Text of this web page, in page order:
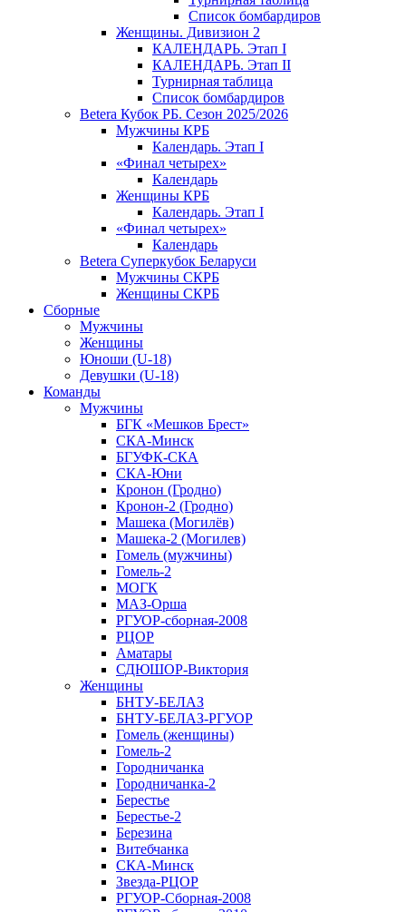
Список бомбардиров
Женщины. Дивизион 2
КАЛЕНДАРЬ. Этап I
КАЛЕНДАРЬ. Этап II
Турнирная таблица
Список бомбардиров
Betera Кубок РБ. Сезон 2025/2026
Мужчины КРБ
Календарь. Этап I
«Финал четырех»
Календарь
Женщины КРБ
Календарь. Этап I
«Финал четырех»
Календарь
Betera Суперкубок Беларуси
Мужчины СКРБ
Женщины СКРБ
Сборные
Мужчины
Женщины
Юноши (U-18)
Девушки (U-18)
Команды
Мужчины
БГК «Мешков Брест»
СКА-Минск
БГУФК-СКА
СКА-Юни
Кронон (Гродно)
Кронон-2 (Гродно)
Машека (Могилёв)
Машека-2 (Могилев)
Гомель (мужчины)
Гомель-2
МОГК
МАЗ-Орша
РГУОР-сборная-2008
РЦОР
Аматары
СДЮШОР-Виктория
Женщины
БНТУ-БЕЛАЗ
БНТУ-БЕЛАЗ-РГУОР
Гомель (женщины)
Гомель-2
Городничанка
Городничанка-2
Берестье
Берестье-2
Березина
Витебчанка
СКА-Минск
Звезда-РЦОР
РГУОР-Сборная-2008